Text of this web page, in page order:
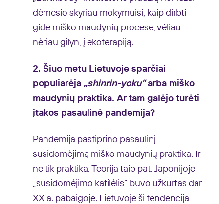
dėmesio skyriau mokymuisi, kaip dirbti
gide miško maudynių procese, vėliau
nėriau gilyn, į ekoterapiją.
2. Šiuo metu Lietuvoje sparčiai
populiarėja „shinrin-yoku“arba miško
maudynių praktika. Ar tam galėjo turėti
įtakos pasaulinė pandemija?
Pandemija pastiprino pasaulinį
susidomėjimą miško maudynių praktika. Ir
ne tik praktika. Teorija taip pat. Japonijoje
„susidomėjimo katilėlis“ buvo užkurtas dar
XX a. pabaigoje. Lietuvoje ši tendencija